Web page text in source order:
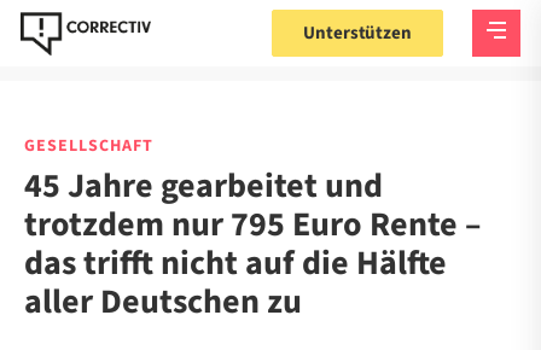
Unterstützen
GESELLSCHAFT
45 Jahre gearbeitet und
trotzdem nur 795 Euro Rente –
das trifft nicht auf die Hälfte
aller Deutschen zu